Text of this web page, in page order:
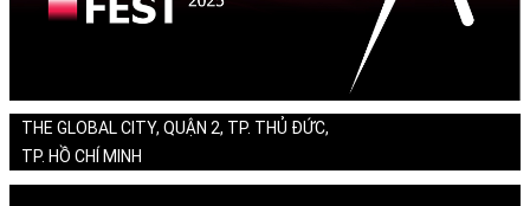
THE GLOBAL CITY, QUẬN 2, TP. THỦ ĐỨC,
TP. HỒ CHÍ MINH